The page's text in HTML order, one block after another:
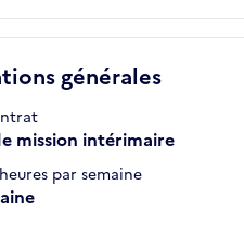
générales
mission intérimaire
par semaine